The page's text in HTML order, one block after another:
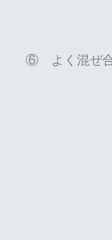
⑥ よく混ぜ合